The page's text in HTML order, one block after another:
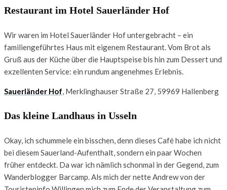
Restaurant im Hotel Sauerländer Hof
Wir waren im Hotel Sauerländer Hof untergebracht – ein
familiengeführtes Haus mit eigenem Restaurant. Vom Brot als
Gruß aus der Küche über die Hauptspeise bis hin zum Dessert und
exzellenten Service: ein rundum angenehmes Erlebnis.
Sauerländer Hof, Merklinghauser Straße 27, 59969 Hallenberg
Das kleine Landhaus in Usseln
Okay, ich schummele ein bisschen, denn dieses Café habe ich nicht
bei diesem Sauerland-Aufenthalt, sondern ein paar Wochen
früher entdeckt. Da war ich nämlich schonmal in der Gegend, zum
Wanderblogger Barcamp. Als mich der nette Andrew von der